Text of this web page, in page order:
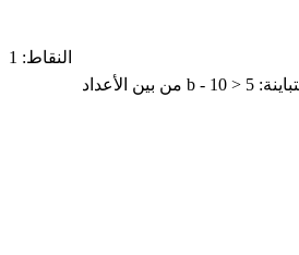
النقاط: 1
b - 10 > 5من بين الأعداد